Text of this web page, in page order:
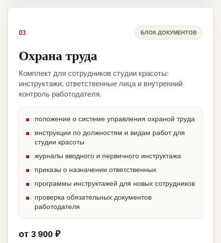
03 БЛОК ДОКУМЕНТОВ
Охрана труда
Комплект для сотрудников студии красоты:
инструктажи, ответственные лица и внутренний
контроль работодателя.
положение о системе управления охраной труда
инструкции по должностям и видам работ для
студии красоты
журналы вводного и первичного инструктажа
приказы о назначении ответственных
программы инструктажей для новых сотрудников
проверка обязательных документов
работодателя
от 3 900 ₽